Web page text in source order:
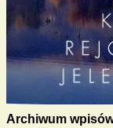
Archiwum